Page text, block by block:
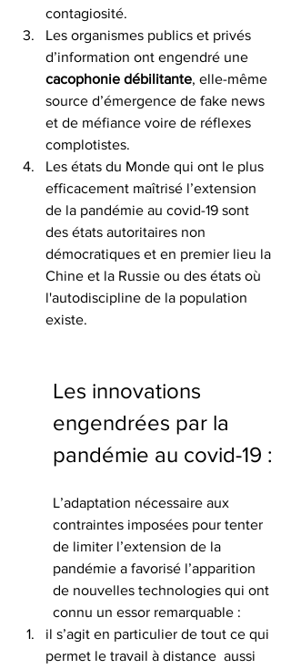
contagiosité.
Les organismes publics et privés
d’information ont engendré une
cacophonie débilitante, elle-même
source d’émergence de fake news
et de méfiance voire de réflexes
complotistes.
Les états du Monde qui ont le plus
efficacement maîtrisé l’extension
de la pandémie au covid-19 sont
des états autoritaires non
démocratiques et en premier lieu la
Chine et la Russie ou des états où
l'autodiscipline de la population
existe.
Les innovations
engendrées par la
pandémie au covid-19 :
L’adaptation nécessaire aux
contraintes imposées pour tenter
de limiter l’extension de la
pandémie a favorisé l’apparition
de nouvelles technologies qui ont
connu un essor remarquable :
il s’agit en particulier de tout ce qui
permet le travail à distance  aussi